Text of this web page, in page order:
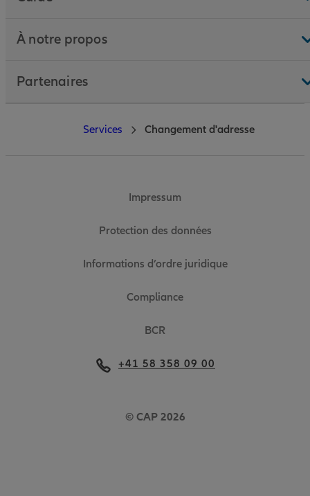
À notre propos
Partenaires
Impressum
Protection des données
Informations d’ordre juridique
Compliance
BCR
© CAP 2026
+41 58 358 09 00
Services Changement d'adresse